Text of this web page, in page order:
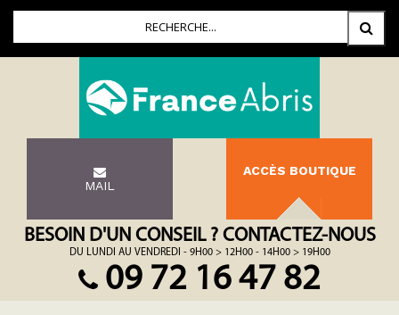
MAIL
ACCÈS BOUTIQUE
BESOIN D'UN CONSEIL ? CONTACTEZ-NOUS
DU LUNDI AU VENDREDI - 9H00 > 12H00 - 14H00 > 19H00
09 72 16 47 82